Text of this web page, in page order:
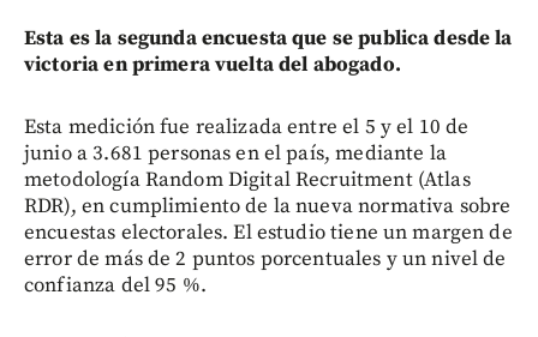
Esta es la segunda encuesta que se publica desde la
victoria en primera vuelta del abogado.
Esta medición fue realizada entre el 5 y el 10 de
junio a 3.681 personas en el país, mediante la
metodología Random Digital Recruitment (Atlas
RDR), en cumplimiento de la nueva normativa sobre
encuestas electorales. El estudio tiene un margen de
error de más de 2 puntos porcentuales y un nivel de
confianza del 95 %.